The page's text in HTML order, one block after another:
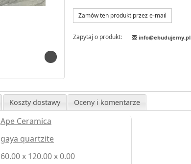
Zamów ten produkt przez e-mail
Zapytaj o produkt: info@ebudujemy.pl
Koszty dostawy Oceny i komentarze
Ape Ceramica
gaya quartzite
60.00 x 120.00 x 0.00